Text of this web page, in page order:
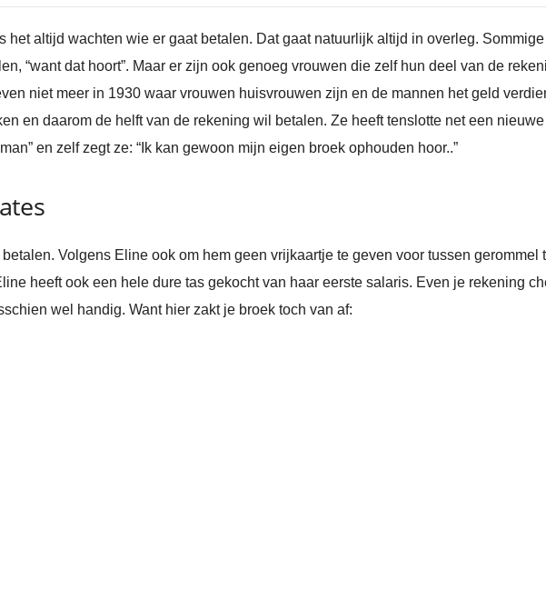
het altijd wachten wie er gaat betalen. Dat gaat natuurlijk altijd in overleg.
“want dat hoort”. Maar er zijn ook genoeg vrouwen die zelf hun deel van de
niet meer in 1930 waar vrouwen huisvrouwen zijn en de mannen het geld
en daarom de helft van de rekening wil betalen. Ze heeft tenslotte net een
en zelf zegt ze: “Ik kan gewoon mijn eigen broek ophouden hoor..”
Volgens Eline ook om hem geen vrijkaartje te geven voor tussen gerommel
heeft ook een hele dure tas gekocht van haar eerste salaris. Even je rekening
wel handig. Want hier zakt je broek toch van af: